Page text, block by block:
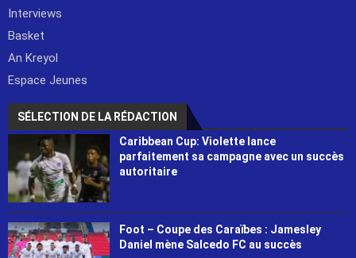
Interviews
Basket
An Kreyol
Espace Jeunes
SÉLECTION DE LA RÉDACTION
Caribbean Cup: Violette lance
parfaitement sa campagne avec un succès
autoritaire
Foot – Coupe des Caraïbes : Jamesley
Daniel mène Salcedo FC au succès